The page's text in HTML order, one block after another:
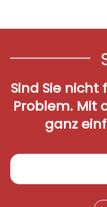
Sind Sie nicht
Problem. Mit
ganz